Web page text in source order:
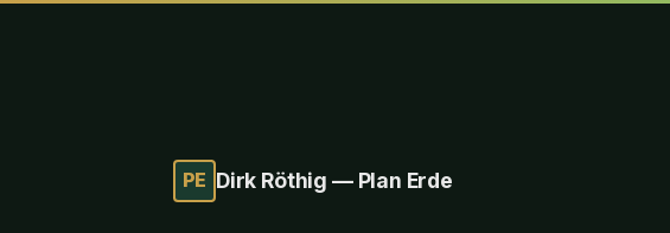
PE Dirk Röthig — Plan Erde